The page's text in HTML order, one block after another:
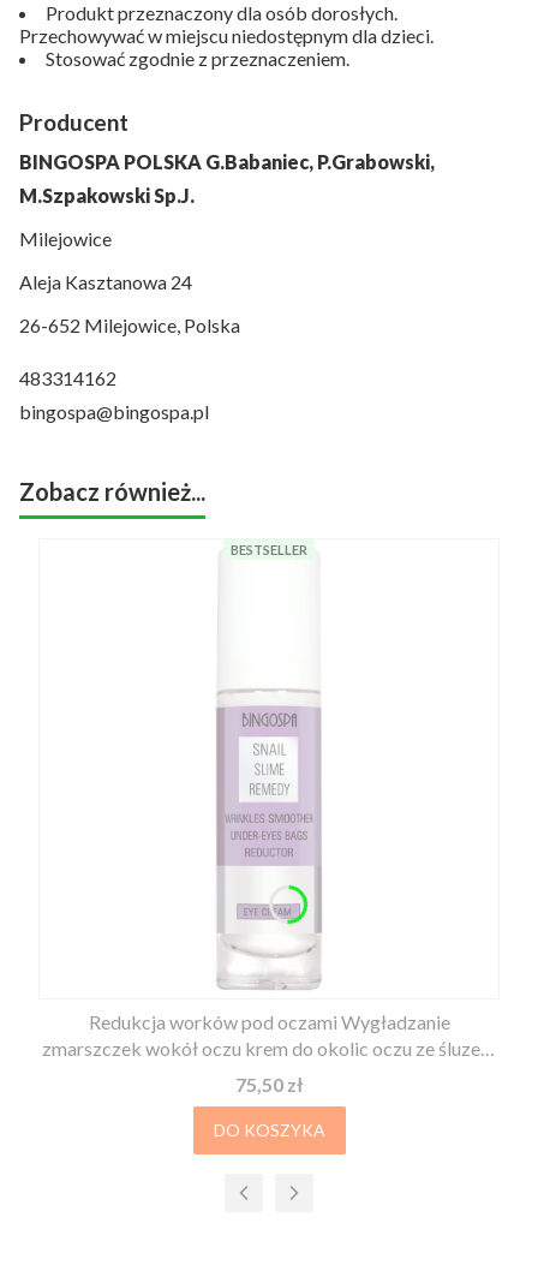
Produkt przeznaczony dla osób dorosłych.
Przechowywać w miejscu niedostępnym dla dzieci.
Stosować zgodnie z przeznaczeniem.
Producent
BINGOSPA POLSKA G.Babaniec, P.Grabowski,
M.Szpakowski Sp.J.
Milejowice
Aleja Kasztanowa 24
26-652 Milejowice, Polska
483314162
bingospa@bingospa.pl
Zobacz również...
BESTSELLER
Redukcja worków pod oczami Wygładzanie
zmarszczek wokół oczu krem do okolic oczu ze śluzem
ślimaka BINGOSPA
Cena
75,50 zł
DO KOSZYKA